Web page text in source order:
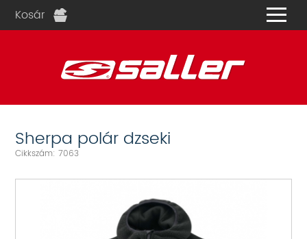
Kosár
Sherpa polár dzseki
Cikkszám: 7063